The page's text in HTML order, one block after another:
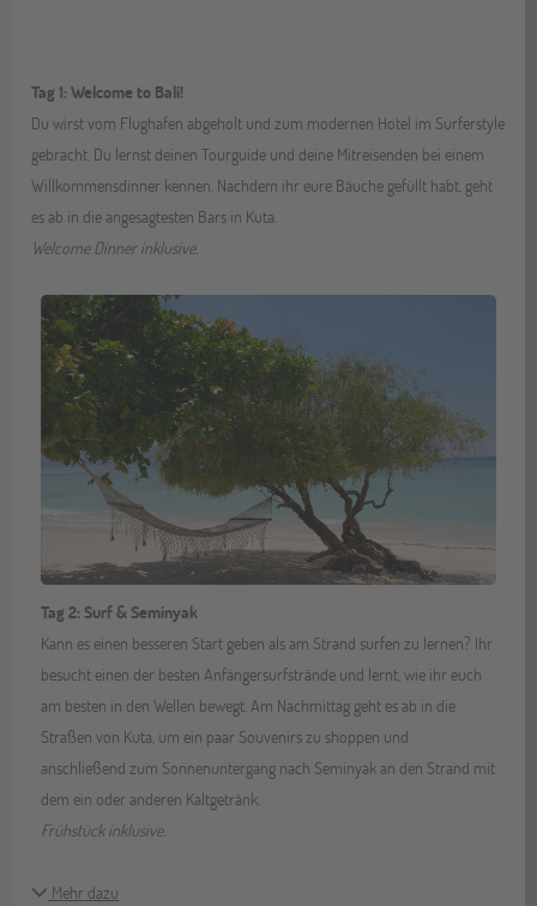
Tag 1: Welcome to Bali!
Du wirst vom Flughafen abgeholt und zum modernen Hotel im Surferstyle
gebracht. Du lernst deinen Tourguide und deine Mitreisenden bei einem
Willkommensdinner kennen. Nachdem ihr eure Bäuche gefüllt habt, geht
es ab in die angesagtesten Bars in Kuta.
Welcome Dinner inklusive.
Tag 2: Surf & Seminyak
Kann es einen besseren Start geben als am Strand surfen zu lernen? Ihr
besucht einen der besten Anfängersurfstrände und lernt, wie ihr euch
am besten in den Wellen bewegt. Am Nachmittag geht es ab in die
Straßen von Kuta, um ein paar Souvenirs zu shoppen und
anschließend zum Sonnenuntergang nach Seminyak an den Strand mit
dem ein oder anderen Kaltgetränk.
Frühstück inklusive.
Mehr dazu